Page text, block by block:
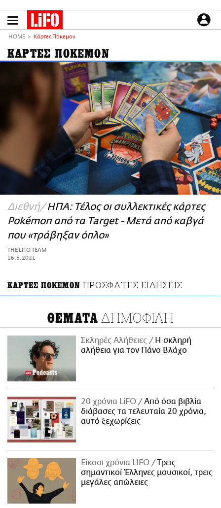
το
LIFO SHOP
NEWSLETTER
ΜΙΚΡΟΠΡΑΓΜΑΤΑ
THE GOOD LIFO
LIFOLAND
CITY GUIDE
ΑΜΠΑ
PRINT
ΕΙΔΗΣΕΙΣ
CULTURE
ΑΠΟΨΕΙΣ
ΤΡΟΠΟΣ ΖΩΗΣ
PODCASTS
Plus
HOME Κάρτες Πόκεμον
ΚΑΡΤΕΣ ΠΟΚΕΜΟΝ
Διεθνή ΗΠΑ: Τέλος οι συλλεκτικές κάρτες
Pokémon από τα Target - Μετά από καβγά
που «τράβηξαν όπλο»
THE LIFO TEAM
16.5.2021
ΚΑΡΤΕΣ ΠΟΚΕΜΟΝ ΠΡΟΣΦΑΤΕΣ ΕΙΔΗΣΕΙΣ
ΘΕΜΑΤΑ ΔΗΜΟΦΙΛΗ
Σκληρές Αλήθειες
H σκληρή
αλήθεια για τον Πάνο Βλάχο
20 χρόνια LiFO
Από όσα βιβλία
διάβασες τα τελευταία 20 χρόνια,
αυτό ξεχωρίζεις
Είκοσι χρόνια LIFO
Tρεις
σημαντικοί Έλληνες μουσικοί, τρεις
μεγάλες απώλειες